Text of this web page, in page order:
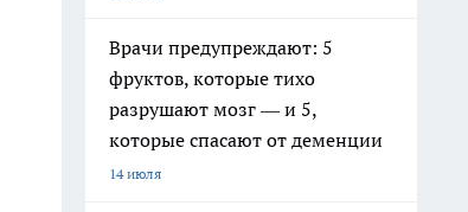
Врачи предупреждают: 5
фруктов, которые тихо
разрушают мозг — и 5,
которые спасают от деменции
14 июля